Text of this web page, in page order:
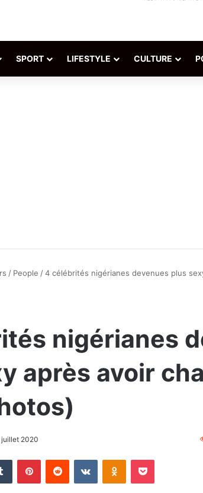
SPORT LIFESTYLE CULTURE
/ People /4 célébrités nigérianes devenues plus
nigérianes
après avoir
juillet 2020
Tumblr PinterestReddit VKontakteOdnoklassniki
Pocket